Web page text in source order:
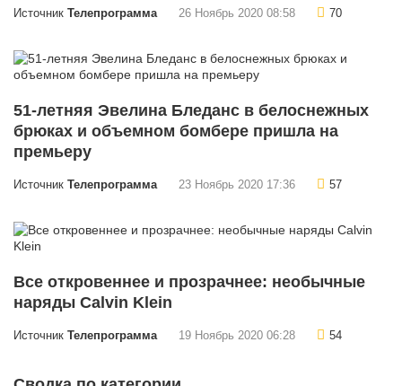
Источник Телепрограмма 26 Ноябрь 2020 08:58 70
51-летняя Эвелина Бледанс в белоснежных
брюках и объемном бомбере пришла на
премьеру
Источник Телепрограмма 23 Ноябрь 2020 17:36 57
Все откровеннее и прозрачнее: необычные
наряды Calvin Klein
Источник Телепрограмма 19 Ноябрь 2020 06:28 54